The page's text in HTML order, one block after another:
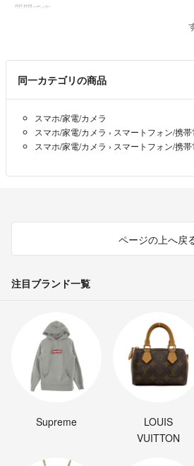
質問です。
商品ページに未開封とありますが、シュ
宜しくお願い致します。
自由人- 約1年前
はじめまして！10000円ごとなりませんか
💕🙏✨
同一カテゴリの商品
スマホ/家電/カメラ
スマホ/家電/カメラ › スマートフォン/携
スマホ/家電/カメラ › スマートフォン/携
ページの上へ戻
注目ブランド一覧
Supreme
LOUIS
VUITTON